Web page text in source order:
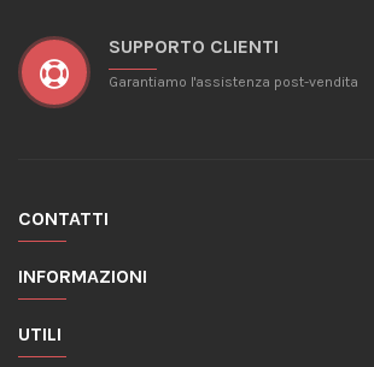
SUPPORTO CLIENTI
Garantiamo l'assistenza post-vendita
CONTATTI
INFORMAZIONI
UTILI